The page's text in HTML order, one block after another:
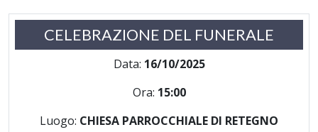
CELEBRAZIONE DEL FUNERALE
Data: 16/10/2025
Ora: 15:00
Luogo: CHIESA PARROCCHIALE DI RETEGNO